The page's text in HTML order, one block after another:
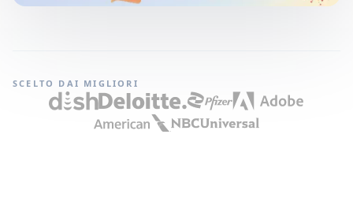
SCELTO DAI MIGLIORI